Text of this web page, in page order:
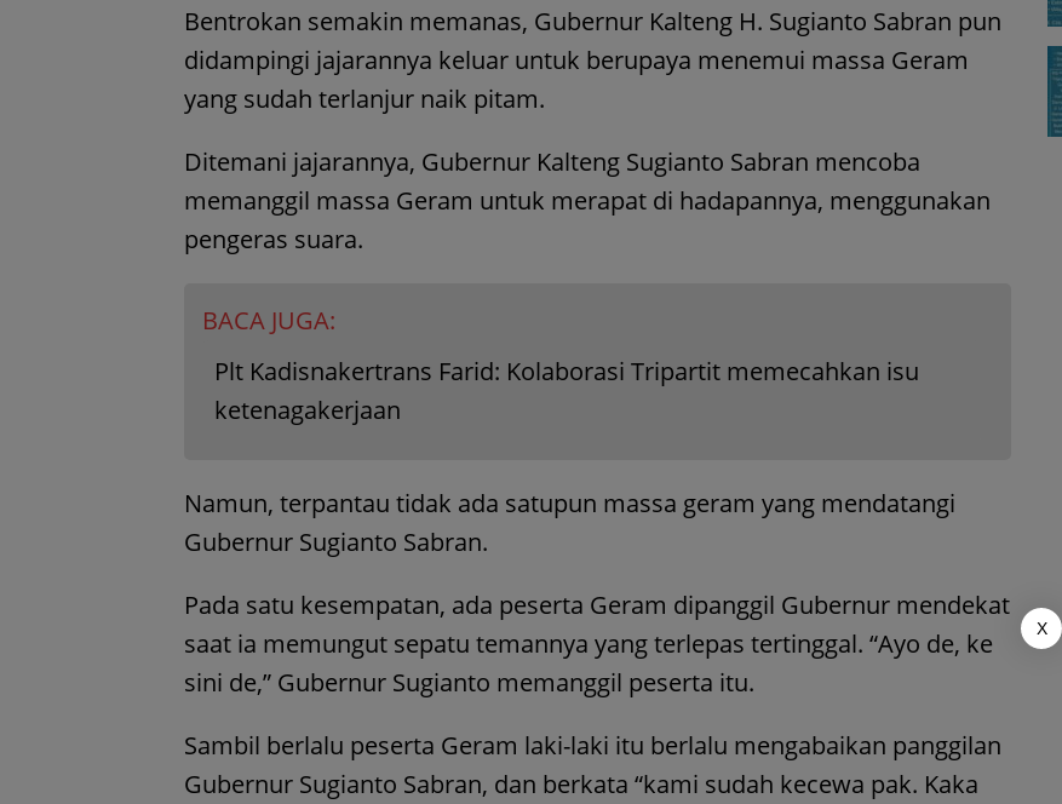
Bentrokan semakin memanas, Gubernur Kalteng H. Sugianto Sabran pun
didampingi jajarannya keluar untuk berupaya menemui massa Geram
yang sudah terlanjur naik pitam.
Ditemani jajarannya, Gubernur Kalteng Sugianto Sabran mencoba
memanggil massa Geram untuk merapat di hadapannya, menggunakan
pengeras suara.
BACA JUGA:
Plt Kadisnakertrans Farid: Kolaborasi Tripartit memecahkan isu
ketenagakerjaan
Namun, terpantau tidak ada satupun massa geram yang mendatangi
Gubernur Sugianto Sabran.
Pada satu kesempatan, ada peserta Geram dipanggil Gubernur mendekat
saat ia memungut sepatu temannya yang terlepas tertinggal. “Ayo de, ke
sini de,” Gubernur Sugianto memanggil peserta itu.
Sambil berlalu peserta Geram laki-laki itu berlalu mengabaikan panggilan
Gubernur Sugianto Sabran, dan berkata “kami sudah kecewa pak. Kaka
X